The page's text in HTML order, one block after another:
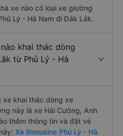
xe nào có loại xe giường
Lý - Hà Nam đi Đắk Lắk.
khai thác dòng
từ Phủ Lý - Hà
xe khai thác dòng xe
này là xe Hải Cường, Anh
thêm thông tin và đặt vé
Xe limousine Phủ Lý - Hà